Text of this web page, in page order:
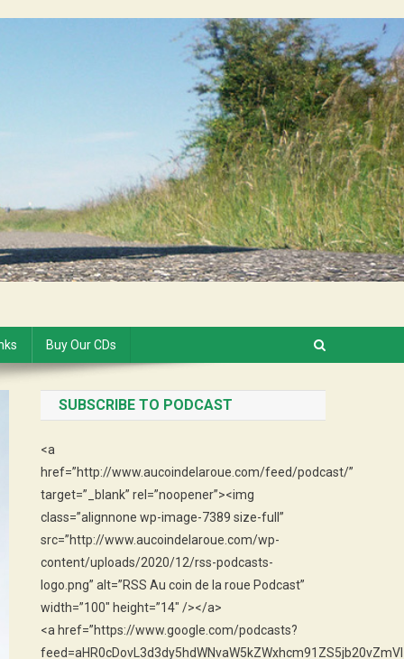
Buy Our CDs
SUBSCRIBE TO PODCAST
<a
href=”http://www.aucoindelaroue.com/feed/podcast/”
target=”_blank” rel=”noopener”><img
class=”alignnone wp-image-7389 size-full”
src=”http://www.aucoindelaroue.com/wp-
content/uploads/2020/12/rss-podcasts-
logo.png” alt=”RSS Au coin de la roue Podcast”
width=”100″ height=”14″ /></a>
<a href=”https://www.google.com/podcasts?